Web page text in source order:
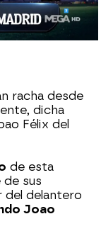
racha desde
dicha
Félix del
de esta
sus
del delantero
Joao